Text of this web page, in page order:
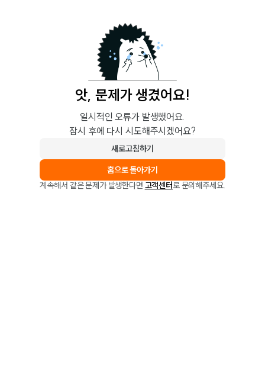
앗, 문제가 생겼어요!
일시적인 오류가 발생했어요.
잠시 후에 다시 시도해주시겠어요?
새로고침하기
홈으로 돌아가기
계속해서 같은 문제가 발생한다면 고객센터로 문의해주세요.